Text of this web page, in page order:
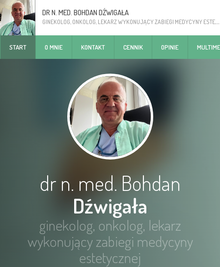
DR N. MED. BOHDAN DŹWIGAŁA
START O MNIE KONTAKT CENNIK OPINIE
dr n. med. Bohdan
Dźwigała
ginekolog, onkolog, lekarz
wykonujący zabiegi medycyny
estetycznej